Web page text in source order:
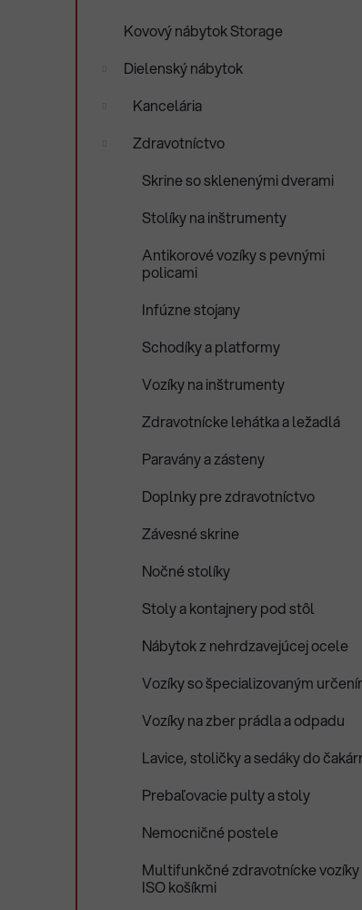
Kovový nábytok Storage
Dielenský nábytok
Kancelária
Zdravotníctvo
Skrine so sklenenými dverami
Stolíky na inštrumenty
Antikorové vozíky s pevnými
policami
Infúzne stojany
Schodíky a platformy
Vozíky na inštrumenty
Zdravotnícke lehátka a ležadlá
Paravány a zásteny
Doplnky pre zdravotníctvo
Závesné skrine
Nočné stolíky
Stoly a kontajnery pod stôl
Nábytok z nehrdzavejúcej ocele
Vozíky so špecializovaným
Vozíky na zber prádla a odpadu
Lavice, stoličky a sedáky do
Prebaľovacie pulty a stoly
Nemocničné postele
Multifunkčné zdravotnícke vozíky
ISO košíkmi